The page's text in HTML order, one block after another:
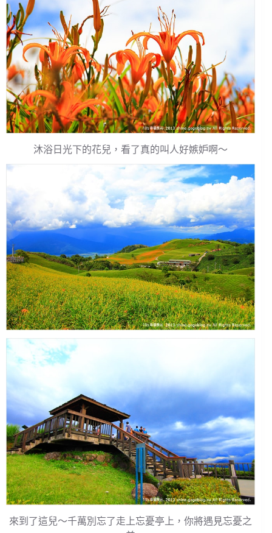
沐浴日光下的花兒，看了真的叫人好嫉妒啊～
來到了這兒～千萬別忘了走上忘憂亭上，你將遇見忘憂之